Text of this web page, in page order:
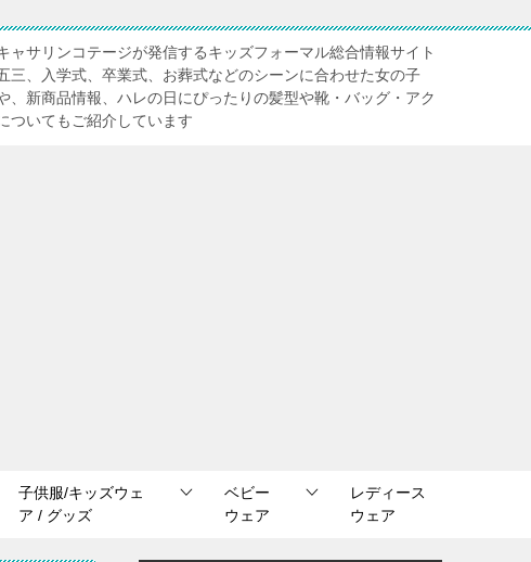
ャサリンコテージが発信するキッズフォーマル総合情報サイト
三、入学式、卒業式、お葬式などのシーンに合わせた女の子
、新商品情報、ハレの日にぴったりの髪型や靴・バッグ・アク
ついてもご紹介しています
子供服/キッズウェ
ア / グッズ
ベビー
ウェア
レディース
ウェア